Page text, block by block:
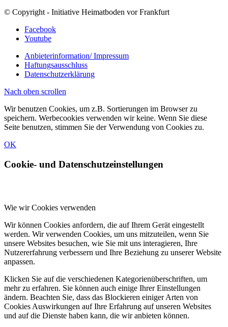
© Copyright - Initiative Heimatboden vor Frankfurt
Facebook
Youtube
Anbieterinformation/ Impressum
Haftungsausschluss
Datenschutzerklärung
Nach oben scrollen
Wir benutzen Cookies, um z.B. Sortierungen im Browser zu
speichern. Werbecookies verwenden wir keine. Wenn Sie diese
Seite benutzen, stimmen Sie der Verwendung von Cookies zu.
OK
Cookie- und Datenschutzeinstellungen
Wie wir Cookies verwenden
Wir können Cookies anfordern, die auf Ihrem Gerät eingestellt
werden. Wir verwenden Cookies, um uns mitzuteilen, wenn Sie
unsere Websites besuchen, wie Sie mit uns interagieren, Ihre
Nutzererfahrung verbessern und Ihre Beziehung zu unserer Website
anpassen.
Klicken Sie auf die verschiedenen Kategorienüberschriften, um
mehr zu erfahren. Sie können auch einige Ihrer Einstellungen
ändern. Beachten Sie, dass das Blockieren einiger Arten von
Cookies Auswirkungen auf Ihre Erfahrung auf unseren Websites
und auf die Dienste haben kann, die wir anbieten können.